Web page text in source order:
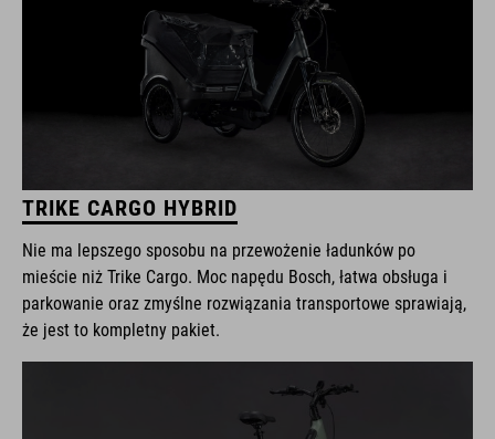
TRIKE CARGO HYBRID
Nie ma lepszego sposobu na przewożenie ładunków po
mieście niż Trike Cargo. Moc napędu Bosch, łatwa obsługa i
parkowanie oraz zmyślne rozwiązania transportowe sprawiają,
że jest to kompletny pakiet.